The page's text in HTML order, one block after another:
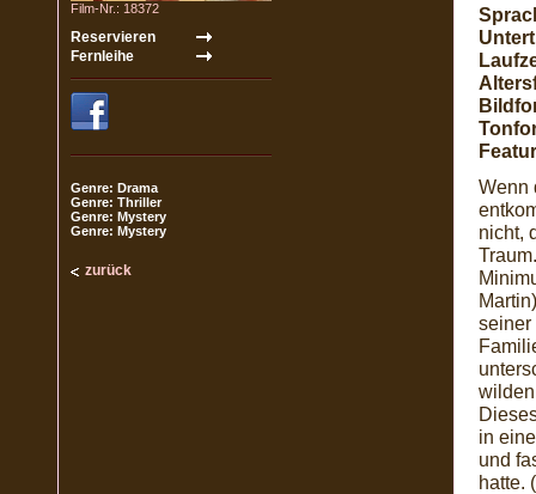
Film-Nr.: 18372
Genre: Drama
Genre: Thriller
Genre: Mystery
Genre: Mystery
zurück
Wenn
nicht,
seiner
in
und
hatte.